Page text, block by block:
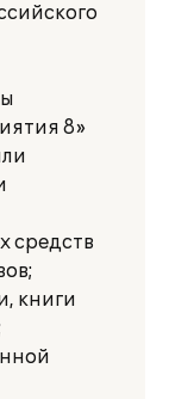
8»
средств
книги